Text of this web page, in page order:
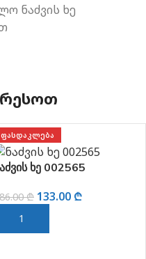
ნაძვის ხე
ᲤᲐᲡᲓᲐᲙᲚᲔᲑᲐ
ხე 002565
₾ 133.00 ₾
ᲙᲐᲚᲐᲗᲐᲨᲘ ᲓᲐᲛᲐᲢᲔᲑᲐ